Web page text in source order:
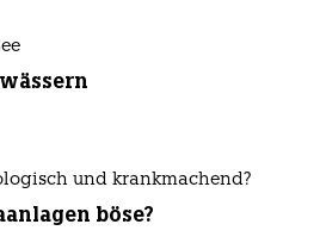
und krankmachend?
böse?